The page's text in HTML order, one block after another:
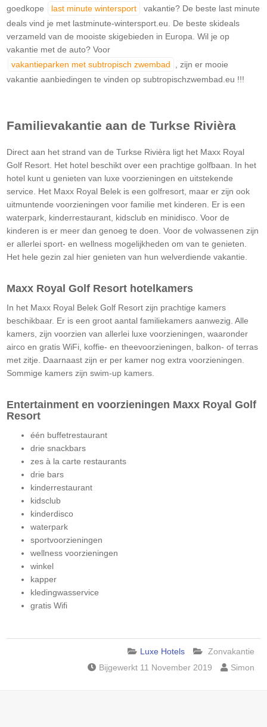
goedkope
last minute wintersport
vakantie? De beste last minute
deals vind je met lastminute-wintersport.eu. De beste skideals
verzameld van de mooiste skigebieden in Europa. Wil je op
vakantie met de auto? Voor
vakantieparken met subtropisch zwembad
, zijn er mooie
vakantie aanbiedingen te vinden op subtropischzwembad.eu !!!
Familievakantie aan de Turkse Rivièra
Direct aan het strand van de Turkse Rivièra ligt het Maxx Royal
Golf Resort. Het hotel beschikt over een prachtige golfbaan. In het
hotel kunt u genieten van luxe voorzieningen en uitstekende
service. Het Maxx Royal Belek is een golfresort, maar er zijn ook
uitmuntende voorzieningen voor familie met kinderen. Er is een
waterpark, kinderrestaurant, kidsclub en minidisco. Voor de
kinderen is er meer dan genoeg te doen. Voor de volwassenen zijn
er allerlei sport- en wellness mogelijkheden om van te genieten.
Het hele gezin zal hier genieten van hun welverdiende vakantie.
Maxx Royal Golf Resort hotelkamers
In het Maxx Royal Belek Golf Resort zijn prachtige kamers
beschikbaar. Er is een groot aantal familiekamers aanwezig. Alle
kamers, zijn voorzien van allerlei luxe voorzieningen, waaronder
airco en gratis WiFi, koffie- en theevoorzieningen, balkon- of terras
met zitje. Daarnaast zijn er per kamer nog extra voorzieningen.
Sommige kamers zijn swim-up kamers.
Entertainment en voorzieningen Maxx Royal Golf
Resort
één buffetrestaurant
drie snackbars
zes à la carte restaurants
drie bars
kinderrestaurant
kidsclub
kinderdisco
waterpark
sportvoorzieningen
wellness voorzieningen
winkel
kapper
kledingwasservice
gratis Wifi
Luxe Hotels
Zonvakantie
Bijgewerkt 11 November 2019
Simon